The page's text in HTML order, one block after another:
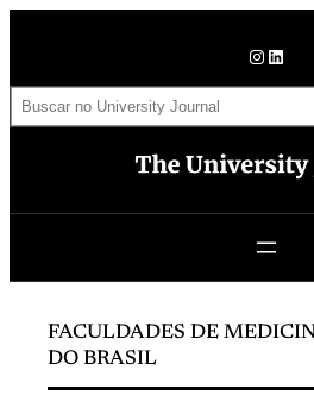
o
conteúdo
Instagram LinkedIn
e
FACULDADES DE
DO BRASIL